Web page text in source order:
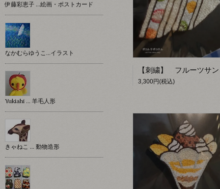
3,300円(税込)
伊藤彩恵子 …絵画・ポストカード
なかむらゆうこ…イラスト
Yukiahi … 羊毛人形
きゃねこ … 動物造形